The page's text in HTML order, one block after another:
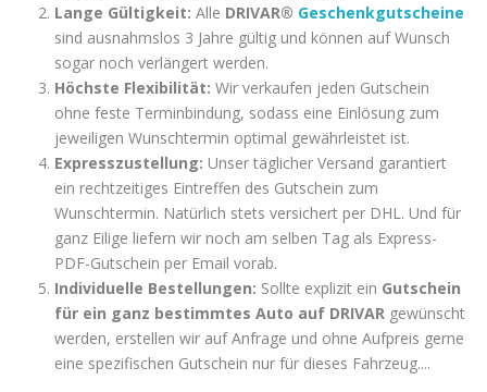
Lange Gültigkeit: Alle DRIVAR® Geschenkgutscheine
sind ausnahmslos 3 Jahre gültig und können auf Wunsch
sogar noch verlängert werden.
Höchste Flexibilität: Wir verkaufen jeden Gutschein
ohne feste Terminbindung, sodass eine Einlösung zum
jeweiligen Wunschtermin optimal gewährleistet ist.
Expresszustellung: Unser täglicher Versand garantiert
ein rechtzeitiges Eintreffen des Gutschein zum
Wunschtermin. Natürlich stets versichert per DHL. Und für
ganz Eilige liefern wir noch am selben Tag als Express-
PDF-Gutschein per Email vorab.
Individuelle Bestellungen: Sollte explizit ein Gutschein
für ein ganz bestimmtes Auto auf DRIVAR gewünscht
werden, erstellen wir auf Anfrage und ohne Aufpreis gerne
eine spezifischen Gutschein nur für dieses Fahrzeug....